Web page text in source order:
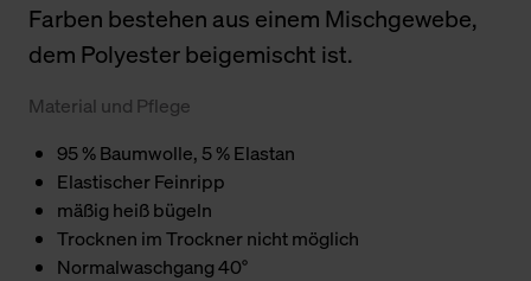
Farben bestehen aus einem Mischgewebe,
dem Polyester beigemischt ist.
Material und Pflege
95 % Baumwolle, 5 % Elastan
Elastischer Feinripp
mäßig heiß bügeln
Trocknen im Trockner nicht möglich
Normalwaschgang 40°